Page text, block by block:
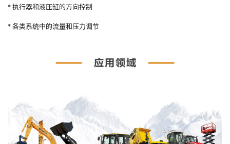
* 执行器和液压缸的方向控制
* 各类系统中的流量和压力调节